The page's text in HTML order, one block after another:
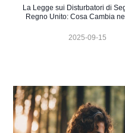
La Legge sui Disturbatori di
Regno Unito: Cosa Cambia
2025-09-15